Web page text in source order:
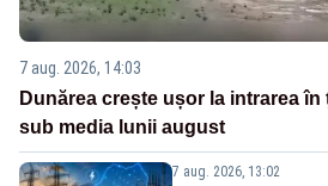
7 aug. 2026, 14:03
Dunărea crește ușor la intrarea în
sub media lunii august
7 aug. 2026, 13:02